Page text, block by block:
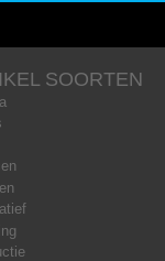
SOORTEN